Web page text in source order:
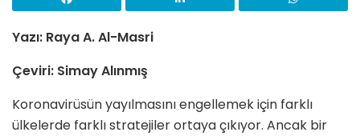
Yazı: Raya A. Al-Masri
Çeviri: Simay Alınmış
Koronavirüsün yayılmasını engellemek için farklı
ülkelerde farklı stratejiler ortaya çıkıyor. Ancak bir